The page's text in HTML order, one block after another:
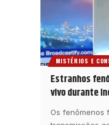
MISTÉRIOS E
Estranhos
vivo durante
Os fenômenos